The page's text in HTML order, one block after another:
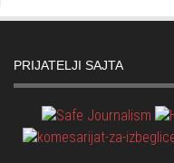
PRIJATELJI SAJTA